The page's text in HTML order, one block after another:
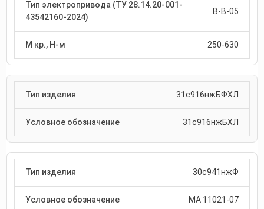
В-В-05
250-630
31с916нжБФХЛ
31с916нжБХЛ
30с941нжФ
МА 11021-07